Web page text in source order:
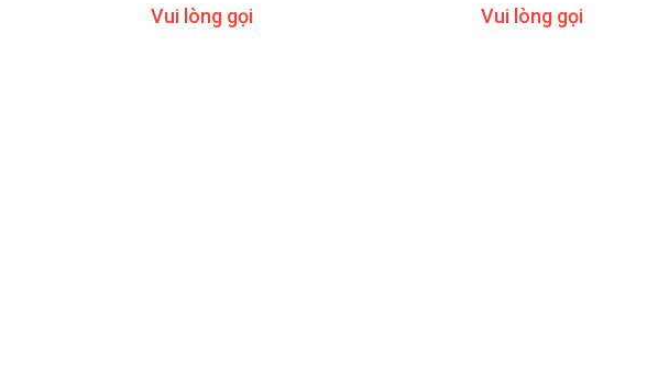
Vui lòng gọi
Vui lòng gọi